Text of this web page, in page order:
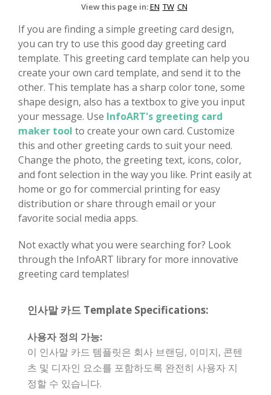
View this page in:EN TW CN
If you are finding a simple greeting card design,
you can try to use this good day greeting card
template. This greeting card template can help you
create your own card template, and send it to the
other. This template has a sharp color tone, some
shape design, also has a textbox to give you input
your message. Use InfoART's greeting card
maker tool to create your own card. Customize
this and other greeting cards to suit your need.
Change the photo, the greeting text, icons, color,
and font selection in the way you like. Print easily at
home or go for commercial printing for easy
distribution or share through email or your
favorite social media apps.
Not exactly what you were searching for? Look
through the InfoART library for more innovative
greeting card templates!
인사말 카드 Template Specifications:
사용자 정의 가능:
이 인사말 카드 템플릿은 회사 브랜딩, 이미지, 콘텐
츠 및 디자인 요소를 포함하도록 완전히 사용자 지
정할 수 있습니다.